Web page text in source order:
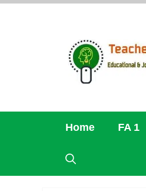
Skip
Home FA 1